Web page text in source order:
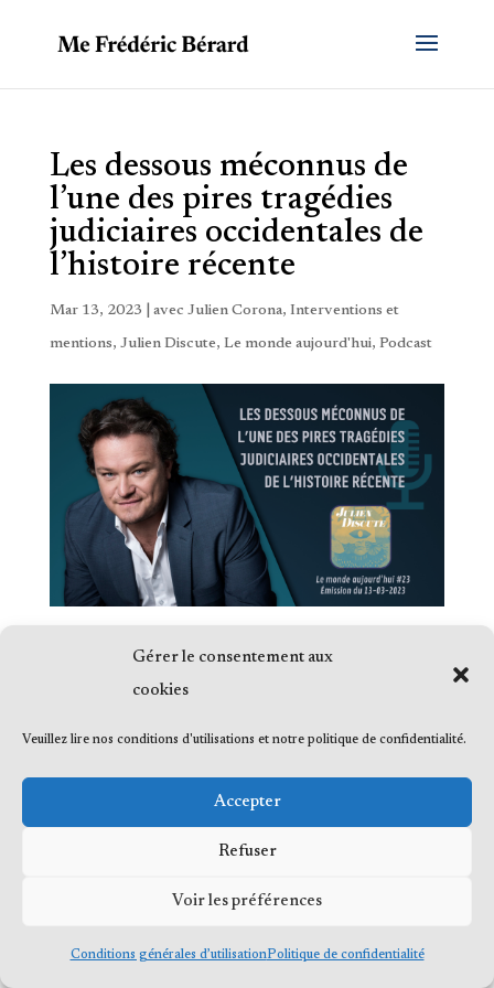
Gérer le consentement aux
cookies
Veuillez lire nos conditions d'utilisations et notre politique de confidentialité.
Accepter
Refuser
Voir les préférences
Conditions générales d’utilisationPolitique de confidentialité
Les dessous méconnus de
l’une des pires tragédies
judiciaires occidentales de
l’histoire récente
Mar 13, 2023 avec Julien Corona, Interventions et
mentions, Julien Discute, Le monde aujourd'hui, Podcast
© 2023 Me Frédéric Bérard, tous droits
réservés